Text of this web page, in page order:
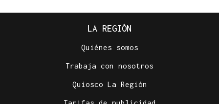
LA REGIÓN
Quiénes somos
Trabaja con nosotros
Quiosco La Región